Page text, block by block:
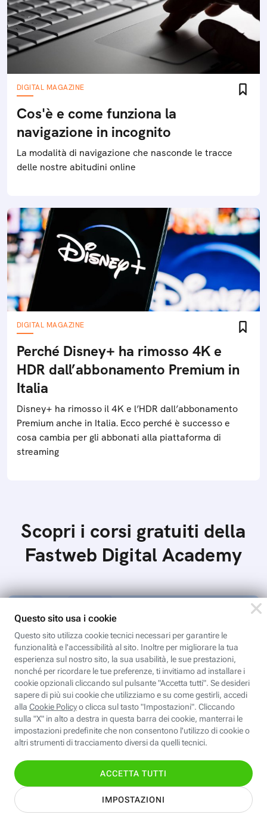
DIGITAL MAGAZINE
Cos'è e come funziona la
navigazione in incognito
La modalità di navigazione che nasconde le tracce
delle nostre abitudini online
DIGITAL MAGAZINE
Perché Disney+ ha rimosso 4K e
HDR dall’abbonamento Premium in
Italia
Disney+ ha rimosso il 4K e l’HDR dall’abbonamento
Premium anche in Italia. Ecco perché è successo e
cosa cambia per gli abbonati alla piattaforma di
streaming
Scopri i corsi gratuiti della
Fastweb Digital Academy
Valentina CAD: Dettaglio e stampa
cartamodelli
Dal file al tessuto è il passaggio che ci porta al
completamento del processo di progettazione di
cartamodelli digitali e parametrici.Approfondisci
e…